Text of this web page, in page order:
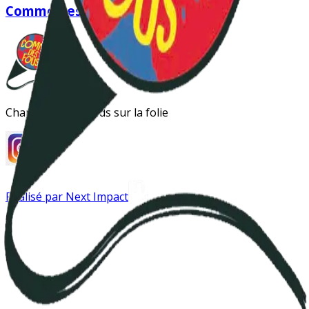
Instagram
Comme des fous
Changer les regards sur la folie
Réalisé par Next Impact